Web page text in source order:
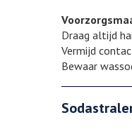
Draag altijd
Vermijd
Bewaar